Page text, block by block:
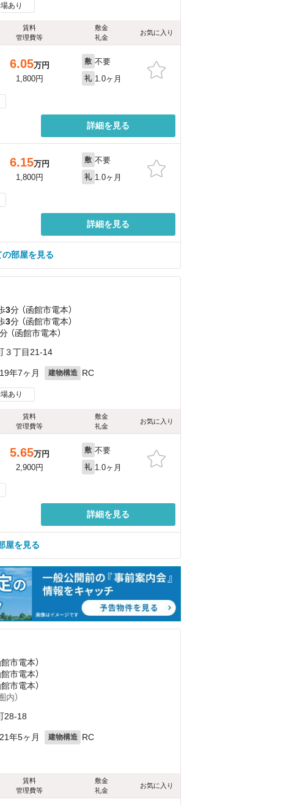
あり
賃料
管理費等
敷金
礼金
お気に入り
6.05万円
1,800円
敷 不要
礼 1.0ヶ月
詳細を見る
6.15万円
1,800円
敷 不要
礼 1.0ヶ月
詳細を見る
部屋を見る
3分 （函館市電本）
3分 （函館市電本）
分 （函館市電本）
３丁目21-14
19年7ヶ月 建物構造 RC
あり
賃料
管理費等
敷金
礼金
お気に入り
5.65万円
2,900円
敷 不要
礼 1.0ヶ月
詳細を見る
屋を見る
市電本）
市電本）
市電本）
）
28-18
21年5ヶ月 建物構造 RC
賃料
管理費等
敷金
礼金
お気に入り